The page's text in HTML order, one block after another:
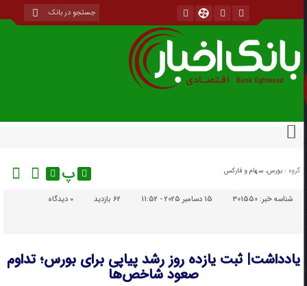
گروه : بورس، سهام و فارکس پ
شناسه خبر:301550 15 دسامبر 2025 - 11:52 62 بازدید دیدگاه
یادداشت| ثبت یازده روز رشد پیاپی برای بورس؛ تداوم
صعود شاخص‌ها